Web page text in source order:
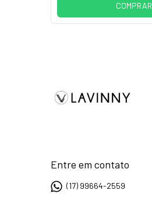
COMPRAR
Entre em contato
(17) 99664-2559